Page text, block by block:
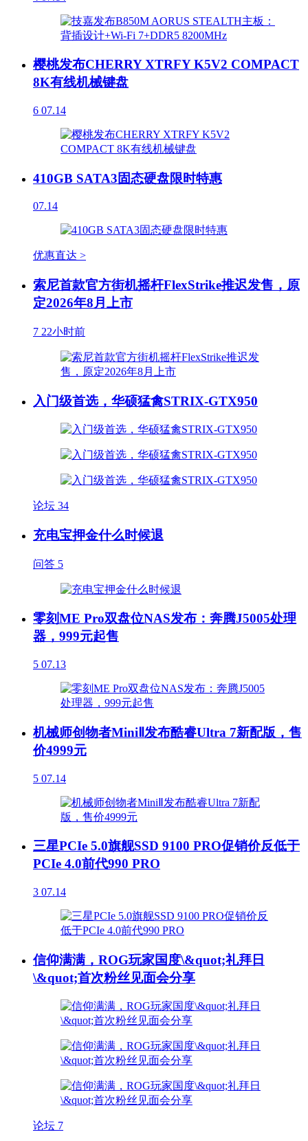
樱桃发布CHERRY XTRFY K5V2 COMPACT
8K有线机械键盘
6 07.14
410GB SATA3固态硬盘限时特惠
07.14
优惠直达 >
索尼首款官方街机摇杆FlexStrike推迟发售，原
定2026年8月上市
7 22小时前
入门级首选，华硕猛禽STRIX-GTX950
论坛 34
充电宝押金什么时候退
问答 5
零刻ME Pro双盘位NAS发布：奔腾J5005处理
器，999元起售
5 07.13
机械师创物者MiniⅡ发布酷睿Ultra 7新配版，售
价4999元
5 07.14
三星PCIe 5.0旗舰SSD 9100 PRO促销价反低于
PCIe 4.0前代990 PRO
3 07.14
信仰满满，ROG玩家国度\&quot;礼拜日
\&quot;首次粉丝见面会分享
论坛 7